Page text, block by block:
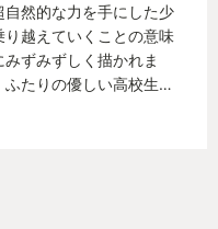
然的な力を手にした少
越えていくことの意味
ずみずしく描かれま
ふたりの優しい高校生…